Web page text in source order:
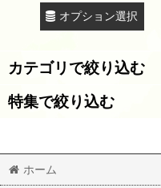
オプション選択
カテゴリで絞り込む
リング
イヤリング ピアス
特集で絞り込む
婚約指輪（エンゲージリング）
ホーム